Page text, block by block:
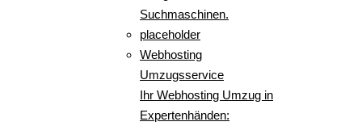
Suchmaschinen.
placeholder
Webhosting
Umzugsservice
Ihr Webhosting Umzug in
Expertenhänden: